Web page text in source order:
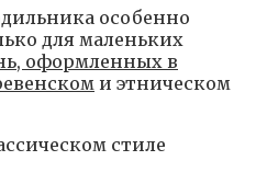
особенно
для маленьких
оформленных в
и этническом